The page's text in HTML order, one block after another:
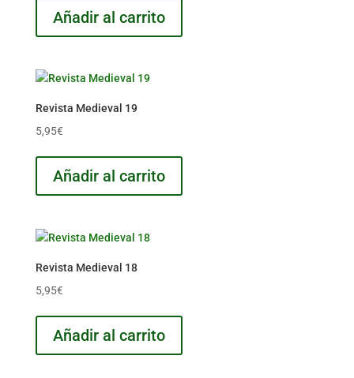
Añadir al carrito
Revista Medieval 19
5,95€
Añadir al carrito
Revista Medieval 18
5,95€
Añadir al carrito